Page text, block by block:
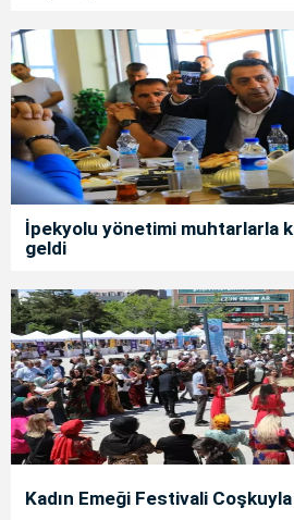
İpekyolu yönetimi muhtarlarla
geldi
Kadın Emeği Festivali Coşkuyla